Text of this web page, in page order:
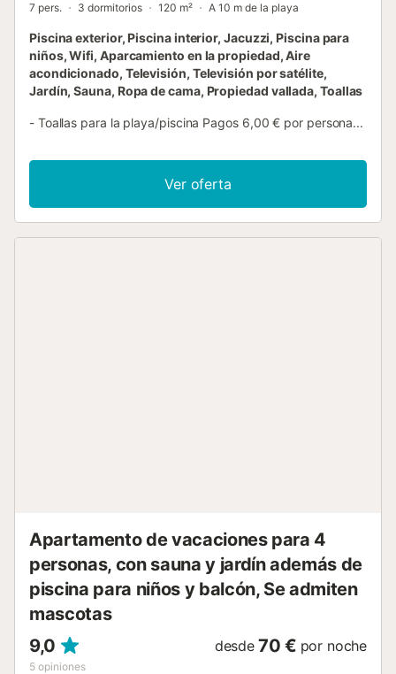
7 pers. 3 dormitorios 120 m² A 10 m de la playa
Piscina exterior, Piscina interior, Jacuzzi, Piscina para
niños, Wifi, Aparcamiento en la propiedad, Aire
acondicionado, Televisión, Televisión por satélite,
Jardín, Sauna, Ropa de cama, Propiedad vallada, Toallas
- Toallas para la playa/piscina Pagos 6,00 € por persona...
Ver oferta
Apartamento de vacaciones para 4
personas, con sauna y jardín además de
piscina para niños y balcón, Se admiten
mascotas
9,0
5 opiniones
desde 70 € por noche